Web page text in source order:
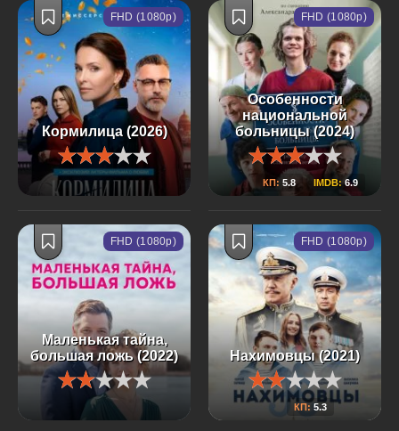
Кормилица (2026)
FHD (1080p)
Особенности
национальной
больницы (2024)
КП: 5.8 IMDB:6.9
FHD (1080p)
Маленькая тайна,
большая ложь (2022)
FHD (1080p)
Нахимовцы (2021)
КП: 5.3
FHD (1080p)